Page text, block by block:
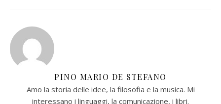
PINO MARIO DE STEFANO
Amo la storia delle idee, la filosofia e la musica. Mi
interessano i linguaggi, la comunicazione, i libri.